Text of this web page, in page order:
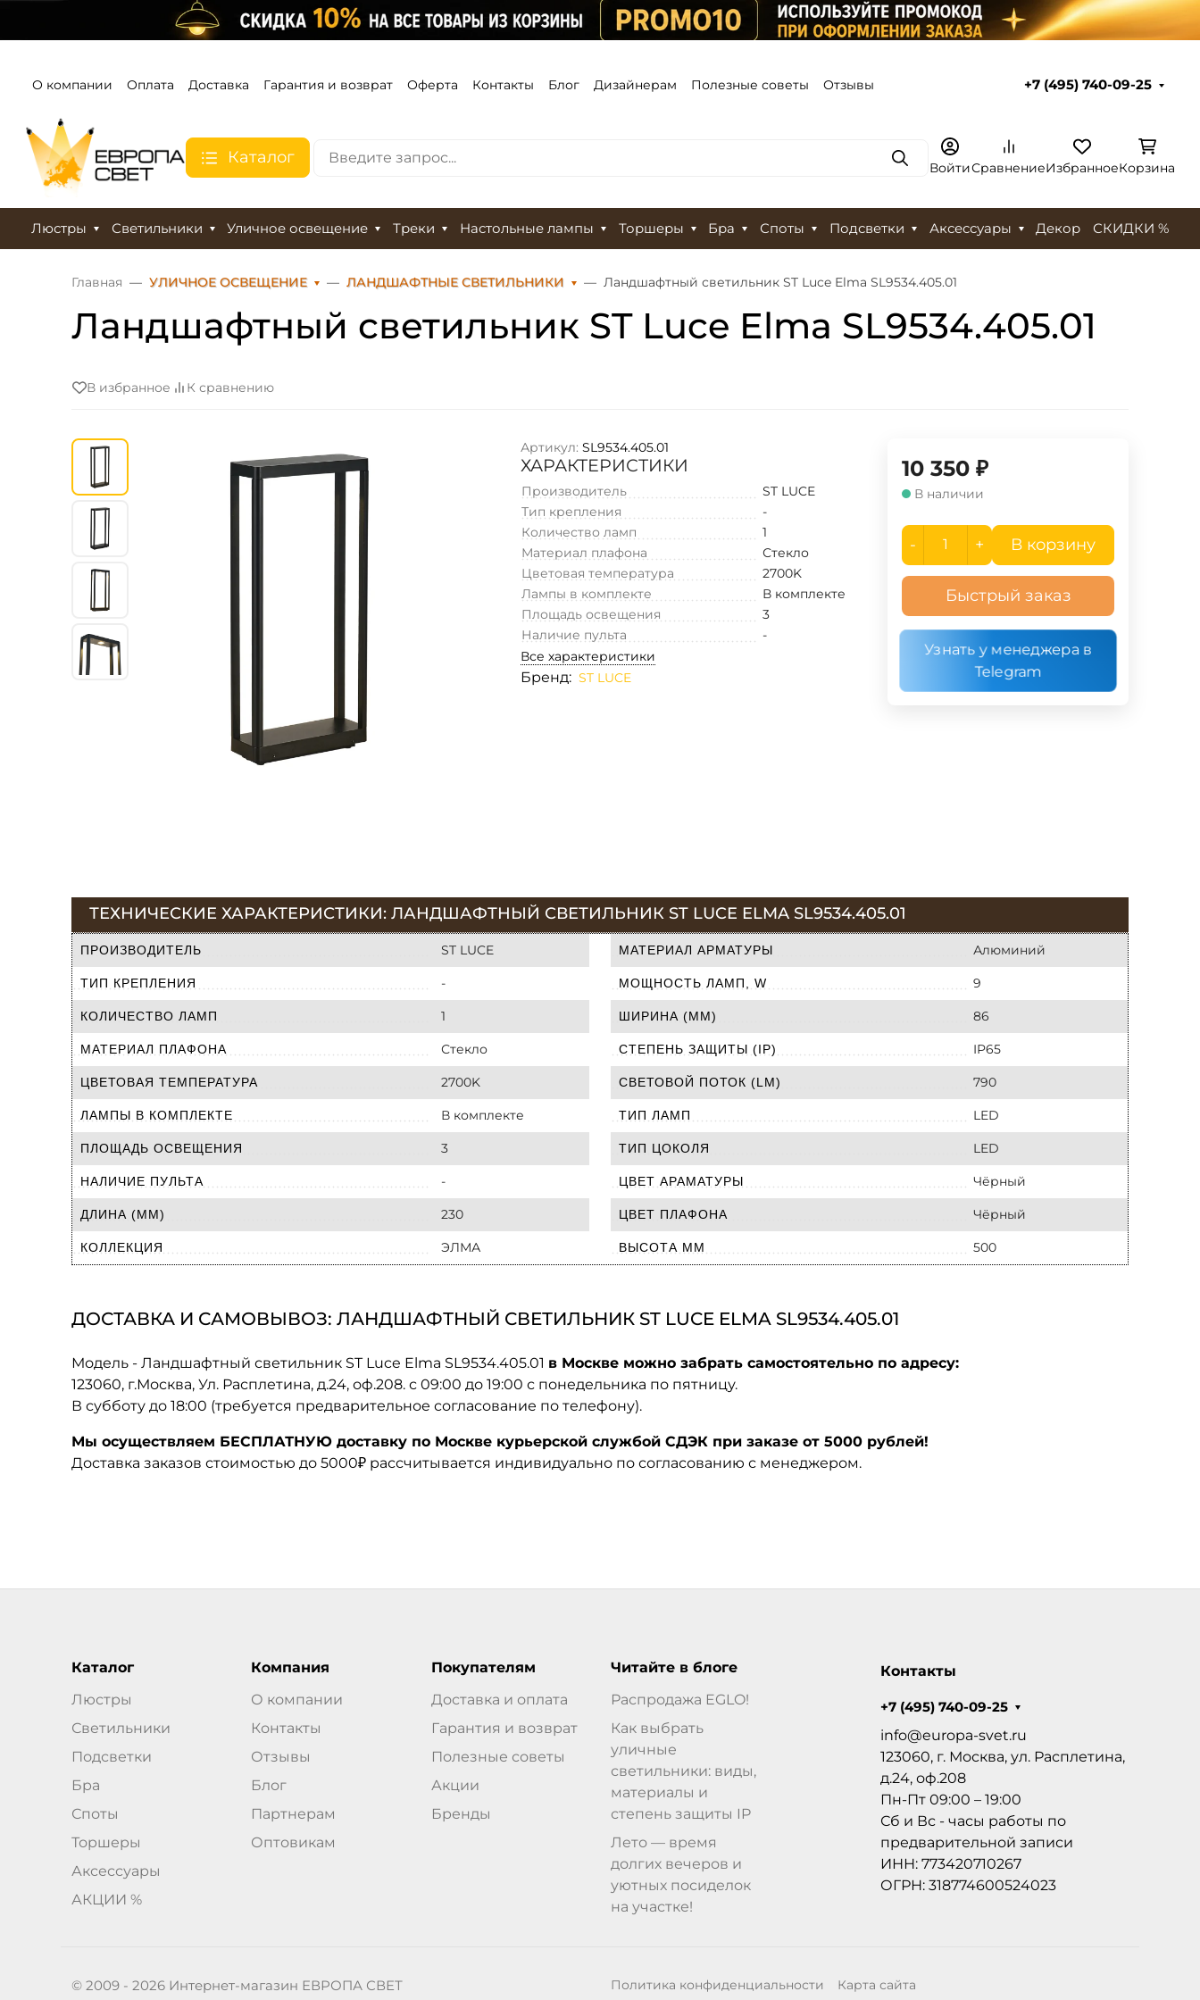
О компании Оплата Доставка Гарантия и возврат Оферта Контакты Блог Дизайнерам Полезные советы Отзывы +7 (495) 740-09-25
Каталог ПоискВойтиСравнениеИзбранноеКорзина
Люстры Светильники Уличное освещение Треки Настольные лампы Торшеры Бра Споты Подсветки Аксессуары Декор СКИДКИ %
Главная УЛИЧНОЕ ОСВЕЩЕНИЕ ЛАНДШАФТНЫЕ СВЕТИЛЬНИКИ Ландшафтный светильник ST Luce Elma SL9534.405.01
Ландшафтный светильник ST Luce Elma SL9534.405.01
В избранное К сравнению
Артикул: SL9534.405.01
ХАРАКТЕРИСТИКИ
Производитель
ST LUCE
Тип крепления
-
Количество ламп
1
Материал плафона
Стекло
Цветовая температура
2700K
Лампы в комплекте
В комплекте
Площадь освещения
3
Наличие пульта
-
Все характеристики
Бренд: ST LUCE
10 350 ₽
В наличии
- + В корзину
Быстрый заказ
Узнать у менеджера в
Telegram
ТЕХНИЧЕСКИЕ ХАРАКТЕРИСТИКИ: ЛАНДШАФТНЫЙ СВЕТИЛЬНИК ST LUCE ELMA SL9534.405.01
ПРОИЗВОДИТЕЛЬ ST LUCE
ТИП КРЕПЛЕНИЯ -
КОЛИЧЕСТВО ЛАМП 1
МАТЕРИАЛ ПЛАФОНА Стекло
ЦВЕТОВАЯ ТЕМПЕРАТУРА 2700K
ЛАМПЫ В КОМПЛЕКТЕ В комплекте
ПЛОЩАДЬ ОСВЕЩЕНИЯ 3
НАЛИЧИЕ ПУЛЬТА -
ДЛИНА (ММ) 230
КОЛЛЕКЦИЯ ЭЛМА
МАТЕРИАЛ АРМАТУРЫ Алюминий
МОЩНОСТЬ ЛАМП, W 9
ШИРИНА (ММ) 86
СТЕПЕНЬ ЗАЩИТЫ (IP) IP65
СВЕТОВОЙ ПОТОК (LM) 790
ТИП ЛАМП LED
ТИП ЦОКОЛЯ LED
ЦВЕТ АРАМАТУРЫ Чёрный
ЦВЕТ ПЛАФОНА Чёрный
ВЫСОТА ММ 500
ДОСТАВКА И САМОВЫВОЗ: ЛАНДШАФТНЫЙ СВЕТИЛЬНИК ST LUCE ELMA SL9534.405.01
Модель - Ландшафтный светильник ST Luce Elma SL9534.405.01 в Москве можно забрать самостоятельно по адресу:
123060, г.Москва, Ул. Расплетина, д.24, оф.208. с 09:00 до 19:00 с понедельника по пятницу.
В субботу до 18:00 (требуется предварительное согласование по телефону).
Мы осуществляем БЕСПЛАТНУЮ доставку по Москве курьерской службой СДЭК при заказе от 5000 рублей!
Доставка заказов стоимостью до 5000₽ рассчитывается индивидуально по согласованию с менеджером.
Каталог
Люстры
Светильники
Подсветки
Бра
Споты
Торшеры
Аксессуары
АКЦИИ %
Компания
О компании
Контакты
Отзывы
Блог
Партнерам
Оптовикам
Покупателям
Доставка и оплата
Гарантия и возврат
Полезные советы
Акции
Бренды
Читайте в блоге
Распродажа EGLO!
Как выбрать
уличные
светильники: виды,
материалы и
степень защиты IP
Лето — время
долгих вечеров и
уютных посиделок
на участке!
Контакты
+7 (495) 740-09-25
info@europa-svet.ru
123060, г. Москва, ул. Расплетина,
д.24, оф.208
Пн-Пт 09:00 – 19:00
Сб и Вс - часы работы по
предварительной записи
ИНН: 773420710267
ОГРН: 318774600524023
© 2009 - 2026 Интернет-магазин ЕВРОПА СВЕТ Политика конфиденциальности Карта сайта